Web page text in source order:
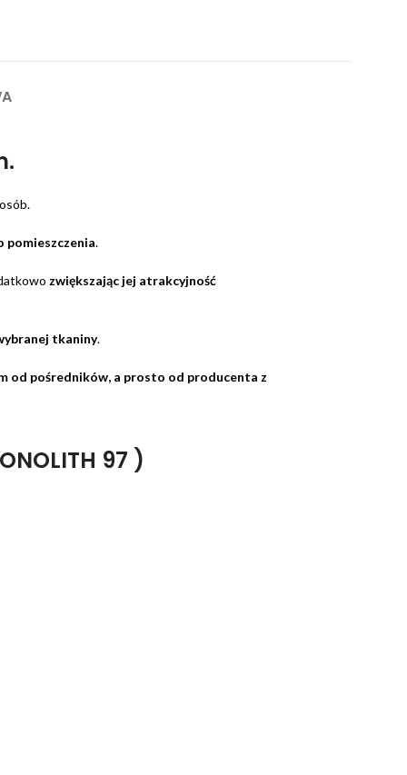
pomieszczenia.
zwiększając jej atrakcyjność
tkaniny.
od pośredników, a prosto od producenta z
97 )